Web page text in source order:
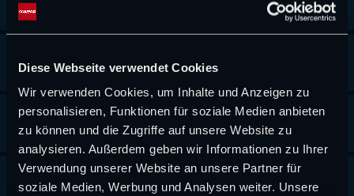
Diese Webseite verwendet Cookies
Wir verwenden Cookies, um Inhalte und Anzeigen zu
personalisieren, Funktionen für soziale Medien anbieten
zu können und die Zugriffe auf unsere Website zu
analysieren. Außerdem geben wir Informationen zu Ihrer
Verwendung unserer Website an unsere Partner für
soziale Medien, Werbung und Analysen weiter. Unsere
(Haas)
(McLaren)
George Russell
(Mercedes)
+1.439 56
Lewis Hamilton
+1.764 52